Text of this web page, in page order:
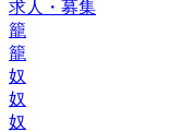
求人・募集
籠
籠
奴
奴
奴